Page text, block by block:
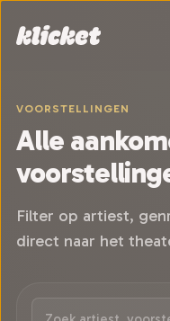
VOORSTELLINGEN
Alle
Filter op artiest,
direct naar het